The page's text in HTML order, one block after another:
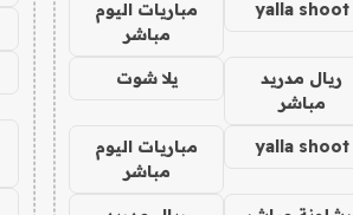
yalla shoot
مباريات اليوم
مباشر
ريال مدريد
مباشر
يلا شوت
yalla shoot
مباريات اليوم
مباشر